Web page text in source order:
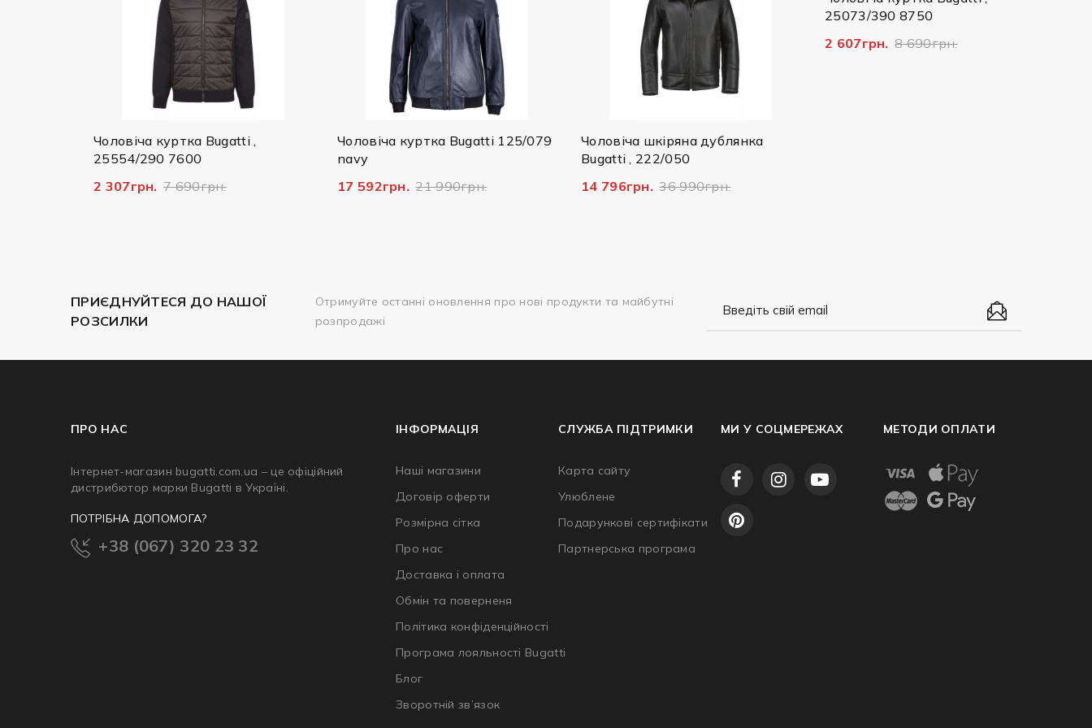
Чоловіча куртка Bugatti ,
25554/290 7600
2 307грн. 7 690грн.
Чоловіча куртка Bugatti 125/079
navy
17 592грн. 21 990грн.
Чоловіча шкіряна дублянка
Bugatti , 222/050
14 796грн. 36 990грн.
25073/390 8750
2 607грн. 8 690грн.
ПРИЄДНУЙТЕСЯ ДО НАШОЇ
РОЗСИЛКИ
Отримуйте останні оновлення про нові продукти та майбутні
розпродажі
ПРО НАС
Інтернет-магазин bugatti.com.ua – це офіційний
дистрибютор марки Bugatti в Україні.
ПОТРІБНА ДОПОМОГА?
+38 (067) 320 23 32
ІНФОРМАЦІЯ
Наші магазини
Договір оферти
Розмірна сітка
Про нас
Доставка і оплата
Обмін та поверненя
Політика конфіденційності
Програма лояльності Bugatti
Блог
Зворотній зв’язок
СЛУЖБА ПІДТРИМКИ
Карта сайту
Улюблене
Подарункові сертифікати
Партнерська програма
МИ У СОЦМЕРЕЖАХ МЕТОДИ ОПЛАТИ